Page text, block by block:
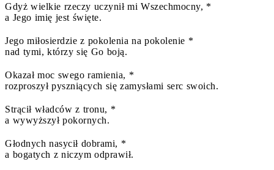
Gdyż wielkie rzeczy uczynił mi Wszechmocny, *
a Jego imię jest święte.
Jego miłosierdzie z pokolenia na pokolenie *
nad tymi, którzy się Go boją.
Okazał moc swego ramienia, *
rozproszył pyszniących się zamysłami serc swoich.
Strącił władców z tronu, *
a wywyższył pokornych.
Głodnych nasycił dobrami, *
a bogatych z niczym odprawił.